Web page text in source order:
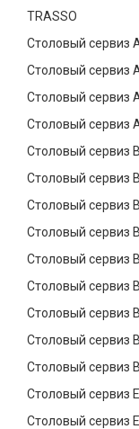
TRASSO
Столовый сервиз
Столовый сервиз
Столовый сервиз
Столовый сервиз
Столовый сервиз
Столовый сервиз
Столовый сервиз
Столовый сервиз
Столовый сервиз
Столовый сервиз
Столовый сервиз
Столовый сервиз
Столовый сервиз
Столовый сервиз
Столовый сервиз